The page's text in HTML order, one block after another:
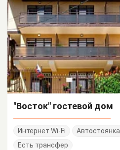
"Восток" гостевой дом
Интернет Wi-Fi Автостоянка
Есть трансфер